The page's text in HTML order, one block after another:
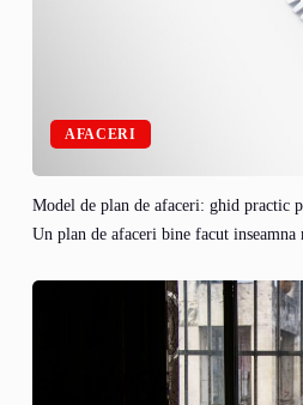
AFACERI
Model de plan de afaceri: ghid practic
Un plan de afaceri bine facut